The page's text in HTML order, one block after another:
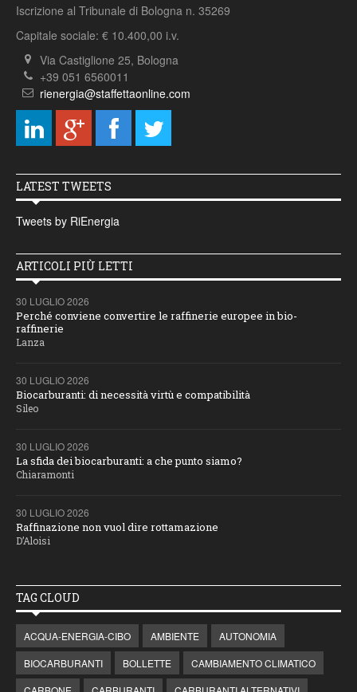
Iscrizione al Tribunale di Bologna n. 35269
Capitale sociale: € 10.400,00 i.v.
Via Castiglione 25, Bologna
+39 051 6560011
rienergia@staffettaonline.com
LATEST TWEETS
Tweets by RiEnergia
ARTICOLI PIÙ LETTI
30 LUGLIO 2026
Perché conviene convertire le raffinerie europee in bio-
raffinerie
Lanza
30 LUGLIO 2026
Biocarburanti: di necessità virtù e compatibilità
Sileo
30 LUGLIO 2026
La sfida dei biocarburanti: a che punto siamo?
Chiaramonti
30 LUGLIO 2026
Raffinazione non vuol dire rottamazione
D’Aloisi
TAG CLOUD
ACQUA-ENERGIA-CIBO AMBIENTE
AUTONOMIA
BIOCARBURANTI
BOLLETTE
CAMBIAMENTO CLIMATICO